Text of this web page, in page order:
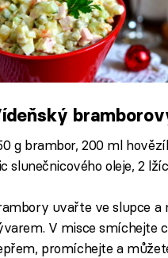
g brambor, 200 ml
slunečnicového oleje, 2
uvařte ve slupce a
V misce smíchejte
promíchejte a